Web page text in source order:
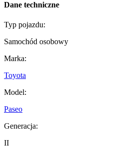
Dane techniczne
Typ pojazdu:
Samochód osobowy
Marka:
Toyota
Model:
Paseo
Generacja:
II